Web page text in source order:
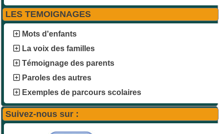
LES TEMOIGNAGES
Mots d'enfants
La voix des familles
Témoignage des parents
Paroles des autres
Exemples de parcours scolaires
Suivez-nous sur :